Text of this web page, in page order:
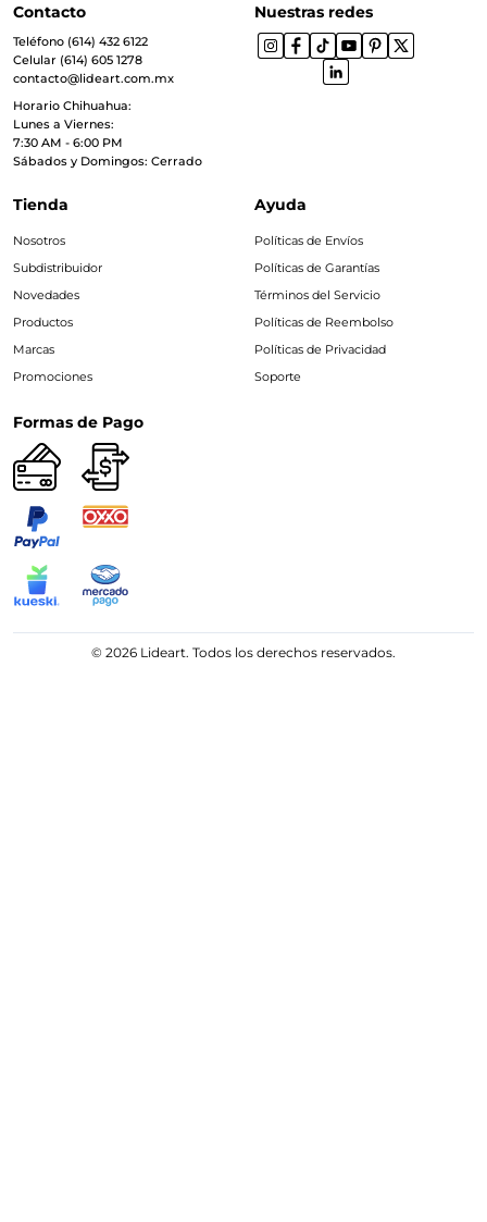
Contacto
Teléfono (614) 432 6122
Celular (614) 605 1278
contacto@lideart.com.mx
Horario Chihuahua:
Lunes a Viernes:
7:30 AM - 6:00 PM
Sábados y Domingos: Cerrado
Nuestras redes
Tienda
Nosotros
Subdistribuidor
Novedades
Productos
Marcas
Promociones
Ayuda
Políticas de Envíos
Políticas de Garantías
Términos del Servicio
Políticas de Reembolso
Políticas de Privacidad
Soporte
Formas de Pago
© 2026 Lideart. Todos los derechos reservados.